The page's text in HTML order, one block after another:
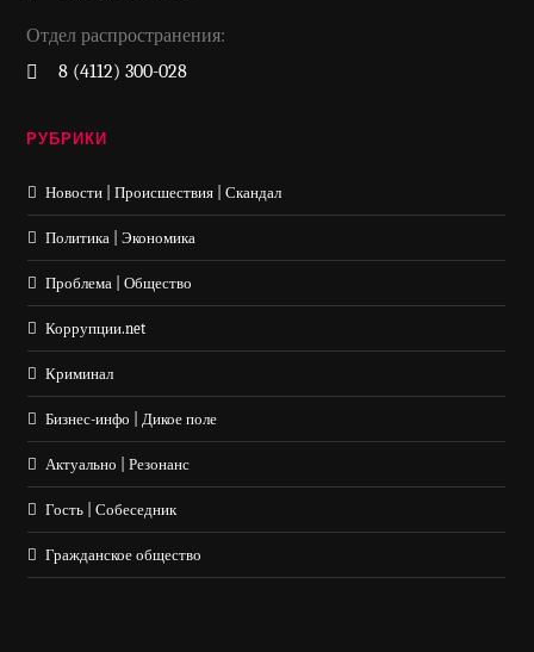
Отдел распространения:
8 (4112) 300-028
РУБРИКИ
Новости | Происшествия | Скандал
Политика | Экономика
Проблема | Общество
Коррупции.net
Криминал
Бизнес-инфо | Дикое поле
Актуально | Резонанс
Гость | Собеседник
Гражданское общество